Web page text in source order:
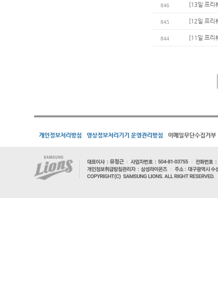
846 [13일 프리
845 [12일 프리
844 [11일 프리
개인정보처리방침 영상정보처리기기 운영관리방침 이메일무단수집거부